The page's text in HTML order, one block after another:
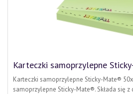
Karteczki samoprzylepne
Karteczki samoprzylepne Sticky-Mate®
samoprzylepne Sticky-Mate®. Składa się z